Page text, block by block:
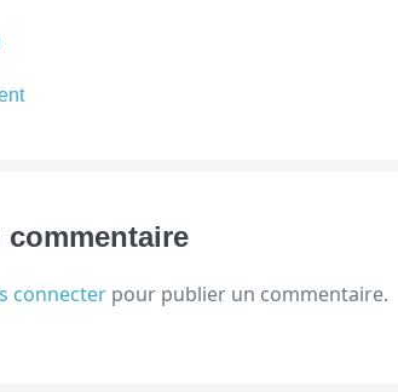
commentaire
connecter pour publier un commentaire.